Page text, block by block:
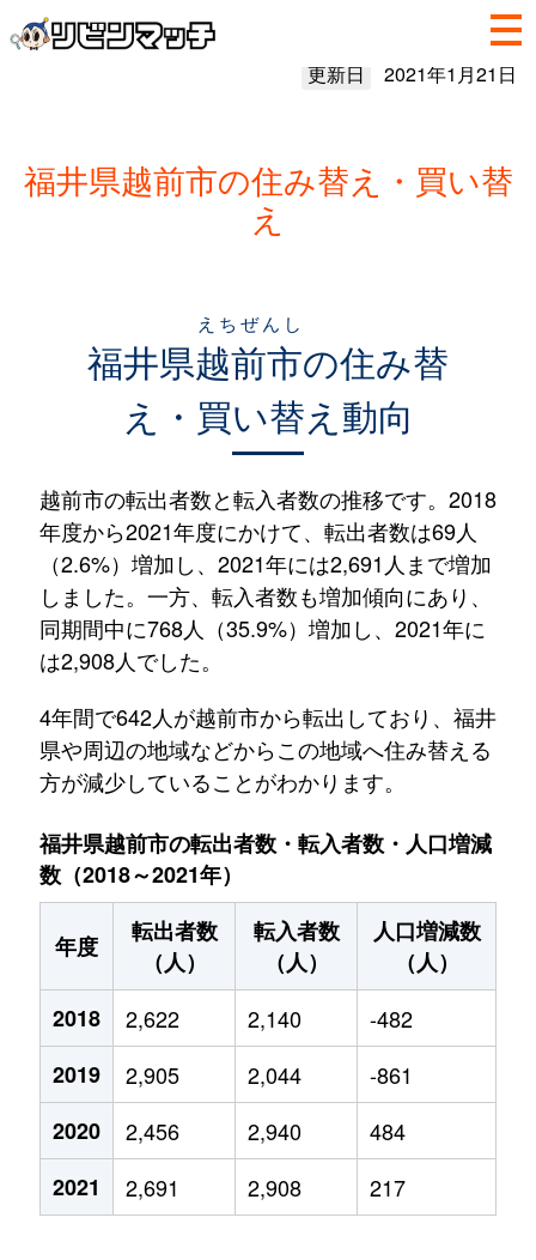
更新日 2021年1月21日
福井県越前市の住み替え・買い替
え
福井県越前市
えちぜんし
の住み替
え・買い替え動向
越前市の転出者数と転入者数の推移です。2018
年度から2021年度にかけて、転出者数は69人
（2.6%）増加し、2021年には2,691人まで増加
しました。一方、転入者数も増加傾向にあり、
同期間中に768人（35.9%）増加し、2021年に
は2,908人でした。
4年間で642人が越前市から転出しており、福井
県や周辺の地域などからこの地域へ住み替える
方が減少していることがわかります。
福井県越前市の転出者数・転入者数・人口増減
数（2018～2021年）
年度
転出者数
（人）
転入者数
（人）
人口増減数
（人）
2018
2,622 2,140
-482
2019
2,905 2,044
-861
2020
2,456 2,940
484
2021
2,691 2,908 217